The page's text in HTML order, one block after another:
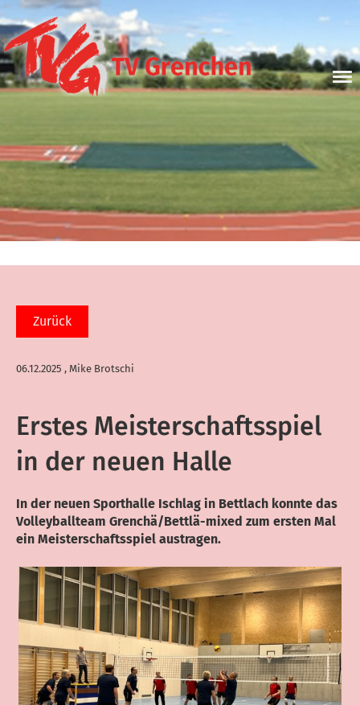
Zurück
06.12.2025 , Mike Brotschi
Erstes Meisterschaftsspiel
in der neuen Halle
In der neuen Sporthalle Ischlag in Bettlach konnte das
Volleyballteam Grenchä/Bettlä-mixed zum ersten Mal
ein Meisterschaftsspiel austragen.